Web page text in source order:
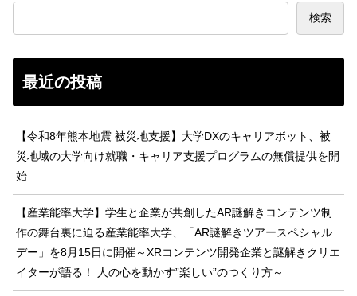
検索
最近の投稿
【令和8年熊本地震 被災地支援】大学DXのキャリアボット、被
災地域の大学向け就職・キャリア支援プログラムの無償提供を開
始
【産業能率大学】学生と企業が共創したAR謎解きコンテンツ制
作の舞台裏に迫る産業能率大学、「AR謎解きツアースペシャル
デー」を8月15日に開催～XRコンテンツ開発企業と謎解きクリエ
イターが語る！ 人の心を動かす”楽しい”のつくり方～